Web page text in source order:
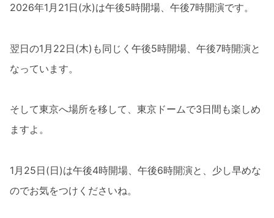
2026年1月21日(水)は午後5時開場、午後7時開演です。
翌日の1月22日(木)も同じく午後5時開場、午後7時開演と
なっています。
そして東京へ場所を移して、東京ドームで3日間も楽しめ
ますよ。
1月25日(日)は午後4時開場、午後6時開演と、少し早めな
のでお気をつけくださいね。